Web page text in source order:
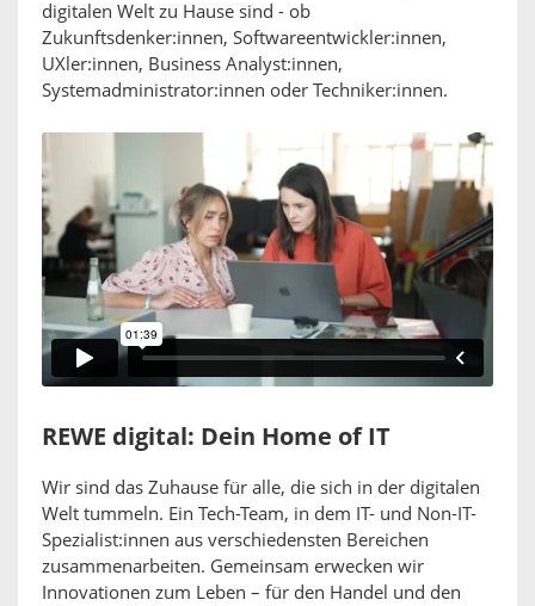
digitalen Welt zu Hause sind - ob
Zukunftsdenker:innen, Softwareentwickler:innen,
UXler:innen, Business Analyst:innen,
Systemadministrator:innen oder Techniker:innen.
REWE digital: Dein Home of IT
Wir sind das Zuhause für alle, die sich in der digitalen
Welt tummeln. Ein Tech-Team, in dem IT- und Non-IT-
Spezialist:innen aus verschiedensten Bereichen
zusammenarbeiten. Gemeinsam erwecken wir
Innovationen zum Leben – für den Handel und den